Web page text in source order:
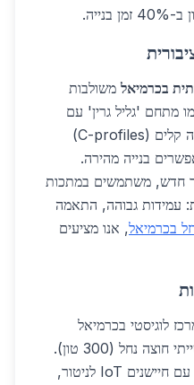
בכרמיאל משולבות
מתחם 'גליל גרין' עם
300 יחידות דיור. פרופילי פלדה קלים (C-profiles)
ומאפשרים בנייה מהירה.
חדש, משתמשים במתכות
עמידות גבוהה, התאמה
בכרמיאל, אנו מציעים
מרכזיים ב-2026: מרכז לוגיסטי בכרמיאל
(1,000 טון פלדה), גשר תעשייתי חוצה נחל (300 טון).
חדשנות: שימוש בפלדה מבנית עם חיישנים IoT לניטור,